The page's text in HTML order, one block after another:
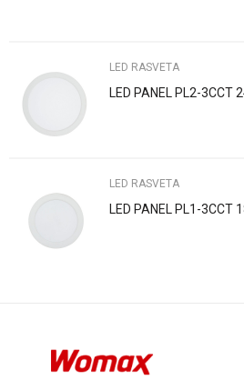
Anti-spam zaštita - izračunajte koliko je 2 +
POŠALJI
LED RASVETA
LED PANEL PL2-3CCT
LED RASVETA
LED PANEL PL1-3CCT